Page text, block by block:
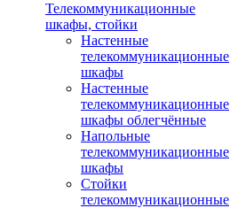
Телекоммуникационные
шкафы, стойки
Настенные
телекоммуникационные
шкафы
Настенные
телекоммуникационные
шкафы облегчённые
Напольные
телекоммуникационные
шкафы
Стойки
телекоммуникационные